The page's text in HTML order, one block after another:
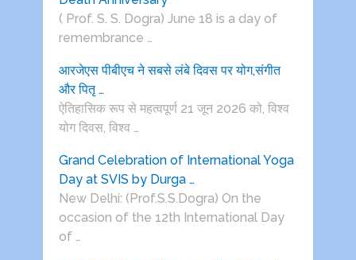
( Prof. S. S. Dogra) June 18 is a day of
remembrance …
आरजेएस पीबीएच ने सबसे लंबे दिवस पर योग,संगीत
और पितृ …
ऐतिहासिक रूप से महत्वपूर्ण 21 जून 2026 को, विश्व
योग दिवस, विश्व …
Grand Celebration of International Yoga
Day at SVIS by Durga …
New Delhi: (Prof.S.S.Dogra) On the
occasion of the 12th International Day
of …